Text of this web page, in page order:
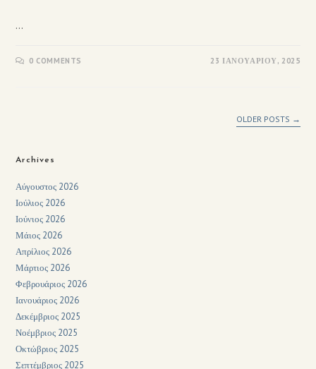
…
0 COMMENTS 23 ΙΑΝΟΥΑΡΊΟΥ, 2025
OLDER POSTS →
Archives
Αύγουστος 2026
Ιούλιος 2026
Ιούνιος 2026
Μάιος 2026
Απρίλιος 2026
Μάρτιος 2026
Φεβρουάριος 2026
Ιανουάριος 2026
Δεκέμβριος 2025
Νοέμβριος 2025
Οκτώβριος 2025
Σεπτέμβριος 2025